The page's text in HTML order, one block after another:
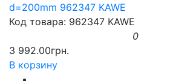
d=200mm 962347 KAWE
Код товара: 962347 KAWE
0
3 992.00грн.
В корзину